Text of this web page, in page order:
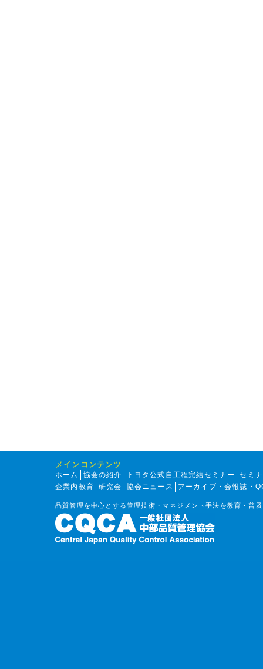
メインコンテンツ
ホーム 協会の紹介 トヨタ公式自工程完結セミナー
セミ
企業内教育
研究会 協会ニュース アーカイブ・会報誌・
品質管理を中心とする管理技術・マネジメント手法を教育・普